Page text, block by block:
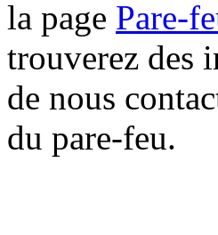
la page Pare-
trouverez des
de nous
du pare-feu.